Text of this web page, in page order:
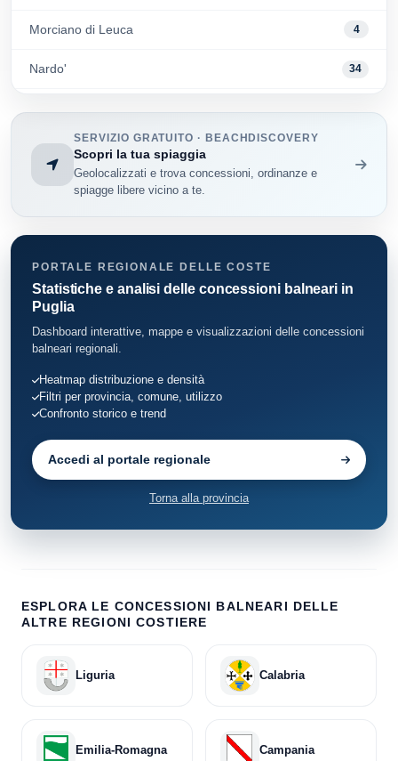
Morciano di Leuca 4
Nardo' 34
Racale
Salve
Squinzano
Trepuzzi
Tricase
Ugento
Porto Cesareo 84
SERVIZIO GRATUITO · BEACHDISCOVERY
Scopri la tua spiaggia
Geolocalizzati e trova concessioni, ordinanze e
spiagge libere vicino a te.
PORTALE REGIONALE DELLE COSTE
Statistiche e analisi delle concessioni balneari in
Puglia
Dashboard interattive, mappe e visualizzazioni delle concessioni
balneari regionali.
Heatmap distribuzione e densità
Filtri per provincia, comune, utilizzo
Confronto storico e trend
Accedi al portale regionale
Torna alla provincia
ESPLORA LE CONCESSIONI BALNEARI DELLE
ALTRE REGIONI COSTIERE
Liguria Calabria
Emilia-Romagna Campania